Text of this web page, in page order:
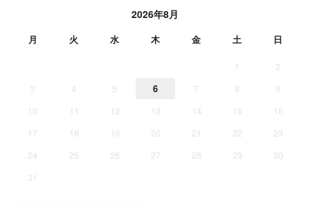
2026年8月
月 火 水 木 金 土 日
1
2
3
4 5 6 7 8
9
10
11 12 13 14 15
16
17
18 19 20 21 22
23
24
25 26 27 28 29
30
31